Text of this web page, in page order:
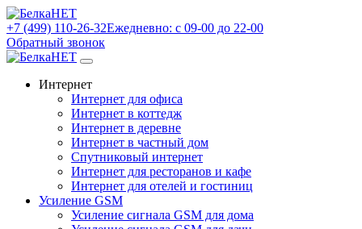
+7 (499) 110-26-32Ежедневно: с 09-00 до 22-00
Обратный звонок
Интернет
Интернет для офиса
Интернет в коттедж
Интернет в деревне
Интернет в частный дом
Спутниковый интернет
Интернет для ресторанов и кафе
Интернет для отелей и гостиниц
Усиление GSM
Усиление сигнала GSM для дома